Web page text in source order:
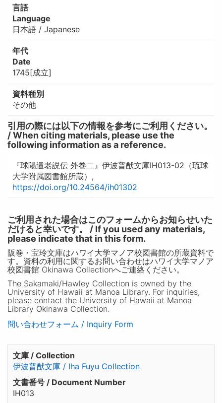
言語
Language
日本語 / Japanese
年代
Date
1745[成立]
資料種別
その他
引用の際には以下の情報を参考にご利用ください。
/ When citing materials, please use the
following information as a reference.
『球陽遺老説伝 外巻二』伊波普猷文庫IH013-02（琉球
大学附属図書館所蔵）,
https://doi.org/10.24564/ih01302
ご利用された場合はこのフォームからお知らせいた
だけると幸いです。 / If you used any materials,
please indicate that in this form.
阪巻・宝玲文庫はハワイ大学マノア校図書館の所蔵資料で
す。資料の利用に関するお問い合わせはハワイ大学マノア
校図書館 Okinawa Collectionへご連絡ください。
The Sakamaki/Hawley Collection is owned by the
University of Hawaii at Manoa Library. For inquiries,
please contact the University of Hawaii at Manoa
Library Okinawa Collection.
問い合わせフォーム / Inquiry Form
文庫 / Collection
伊波普猷文庫 / Iha Fuyu Collection
文書番号 / Document Number
IH013